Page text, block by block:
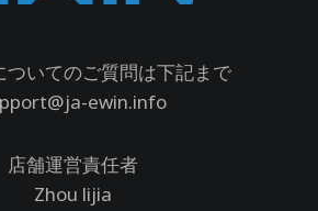
ついてのご質問は下記まで
ewin.info
店舗運営責任者
Zhou lijia